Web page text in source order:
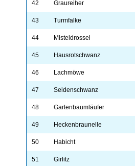
42 Graureiher
43 Turmfalke
44 Misteldrossel
45 Hausrotschwanz
46 Lachmöwe
47 Seidenschwanz
48 Gartenbaumläufer
49 Heckenbraunelle
50 Habicht
51 Girlitz